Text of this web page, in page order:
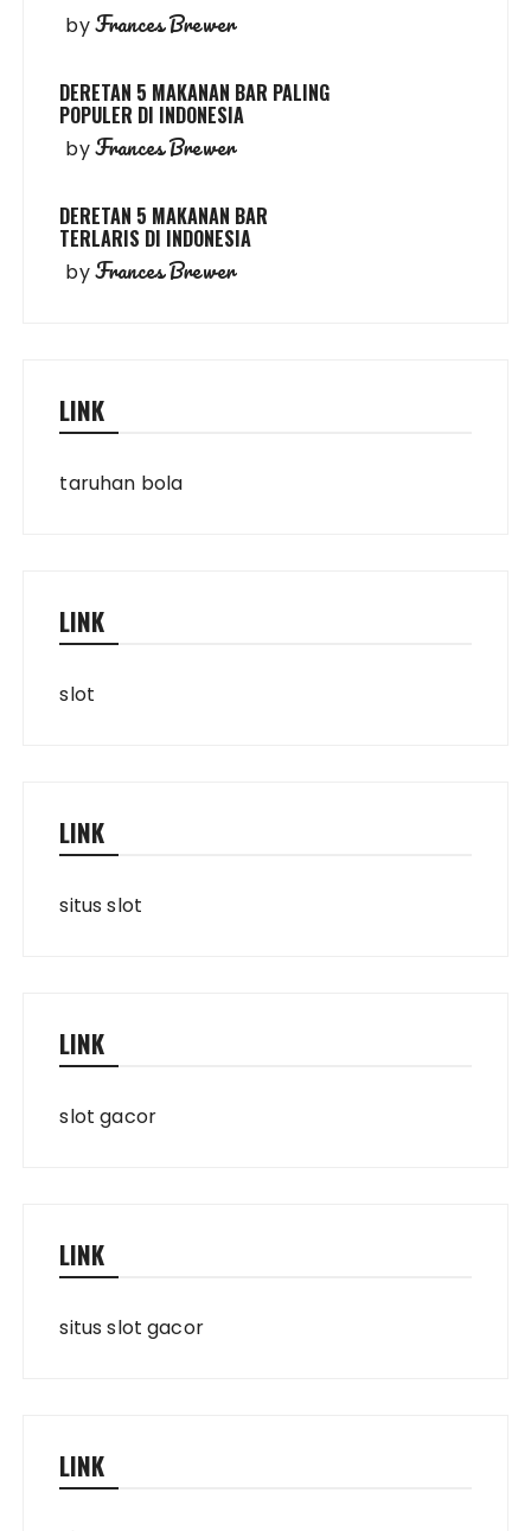
byFrances Brewer
DERETAN 5 MAKANAN BAR PALING
POPULER DI INDONESIA
byFrances Brewer
DERETAN 5 MAKANAN BAR
TERLARIS DI INDONESIA
byFrances Brewer
LINK
taruhan bola
LINK
slot
LINK
situs slot
LINK
slot gacor
LINK
situs slot gacor
LINK